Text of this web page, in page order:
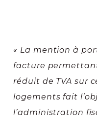
« La mention à
facture
réduit de TVA sur
logements fait
l’administration